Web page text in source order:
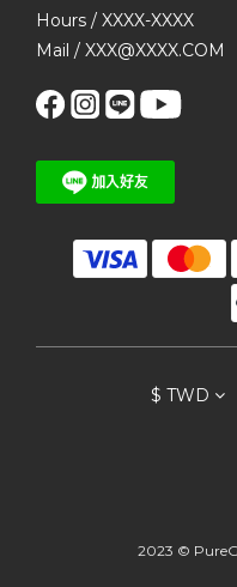
Hours / XXXX-XXXX
Mail / XXX@XXXX.COM
$ TWD
2023 ©